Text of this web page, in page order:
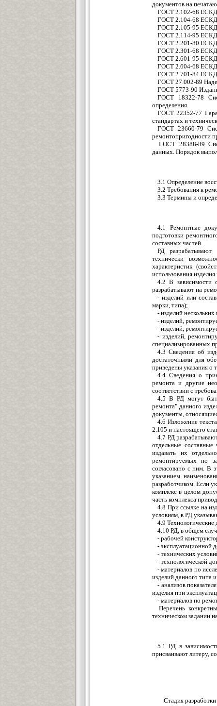
документов на
ГОСТ 2.102-68 ЕСКД.
ГОСТ 2.104-68
ГОСТ 2.105-95 ЕСКД.
ГОСТ 2.114-95 ЕСКД.
ГОСТ 2.201-80 ЕСКД.
ГОСТ 2.301-68
ГОСТ 2.601-95
ГОСТ 2.604-68
ГОСТ 2.701-84
ГОСТ 27.002-89
ГОСТ 5773-90
ГОСТ 18322-78
определения
ГОСТ 22352-77
стандартах и
ГОСТ 23660-79
ремонтопригодности
ГОСТ 28388-89
данных. Порядок
3.1 Определение
3.2 Требования к
3.3 Термины и
4.1 Ремонтные
подготовки
составных частей.
РД
технически
характеристик
использования
4.2 В зависимости
разрабатывают на
- изделий или
марки, типа);
- изделий
- изделий,
- изделий,
- изделий,
специализированных
4.3 Сведения об
достаточными для
приведены указания о
4.4 Сведения о
ремонта и другие
соответствии с
4.5 В РД могут
ремонта" данного
документы,
4.6 Изложение
2.105 и настоящего
4.7 РД
отдельные
издавать их
ремонтируемых по
согласовано с ним. В
указанием
разработчиком. Если
комплекс в целом
часть комплекса
4.8 При ссылке на
условиям, в РД
4.9
4.10 РД, в общем
- рабочей
- эксплуатационной
- технических
- технологической
- материалов по
изделий данного типа
- анализов
изделия при
- материалов по
Перечень
техническом задании
5.1 РД в
присваивают литеру,
Стадия разработки